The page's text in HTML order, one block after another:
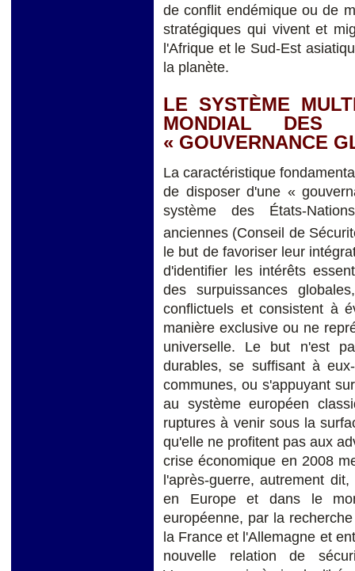
de conflit endémique ou de
stratégiques qui vivent et
l'Afrique et le Sud-Est
la planète.
LE SYSTÈME
MONDIAL
« GOUVERNANCE
La caractéristique
de disposer d'une «
système des États-
anciennes (Conseil de
le but de favoriser leur
d'identifier les intérêts
des surpuissances
conflictuels et consistent à
manière exclusive ou ne
universelle. Le but n'est
durables, se suffisant à
communes, ou s'appuyant
au système européen
ruptures à venir sous la
qu'elle ne profitent pas aux
crise économique en 2008
l'après-guerre, autrement
en Europe et dans le
européenne, par la
la France et l'Allemagne et
nouvelle relation de